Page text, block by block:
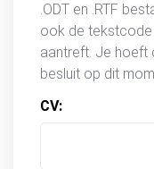
.ODT en .RTF
ook de tekstcode
aantreft. Je hoeft
besluit op dit
CV: